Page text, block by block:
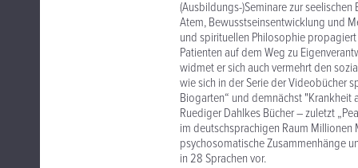
(Ausbildungs-)Seminare zur
Atem, Bewusstseinsentwicklung und
und spirituellen Philosophie
Patienten auf dem Weg zu
widmet er sich auch vermehrt den
wie sich in der Serie der Videobücher
Biogarten“ und demnächst "Krankheit
Ruediger Dahlkes Bücher – zuletzt
im deutschsprachigen Raum
psychosomatische Zusammenhänge
in 28 Sprachen vor.